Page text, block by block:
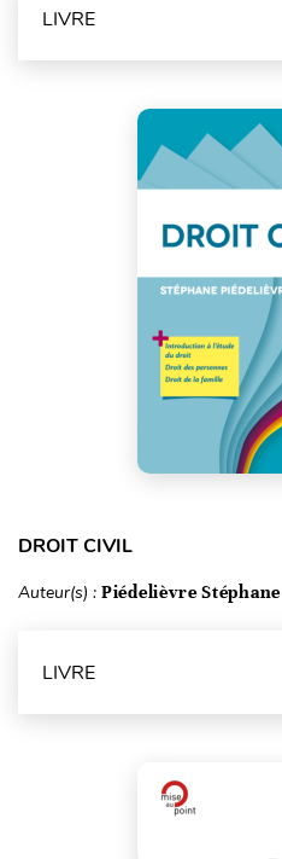
LIVRE
DROIT CIVIL
Auteur(s) : Piédelièvre Stéphane
LIVRE